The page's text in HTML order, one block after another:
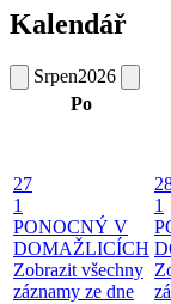
Kalendář
Srpen2026
Po
27
1
PONOCNÝ V
DOMAŽLICÍCH
Zobrazit všechny
záznamy ze dne
1